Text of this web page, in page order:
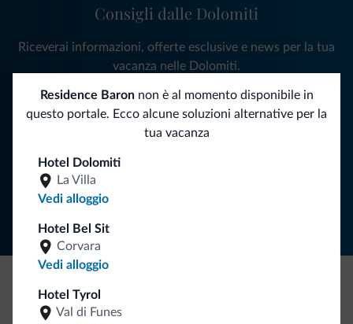
Residence Baronnon è al momento disponibile in
questo portale. Ecco alcune soluzioni alternative per la
tua vacanza
Hotel Dolomiti
La Villa
Vedi alloggio
Hotel Bel Sit
Corvara
Vedi alloggio
Hotel Tyrol
Val di Funes
Consigli dalle Dolomiti
Riceverai informazioni, offerte esclusive e news per la tua
vacanza nelle Dolomiti.
ISCRIVITI ALLA NEWSLETTER
Be Original, scopri la nuova collezione